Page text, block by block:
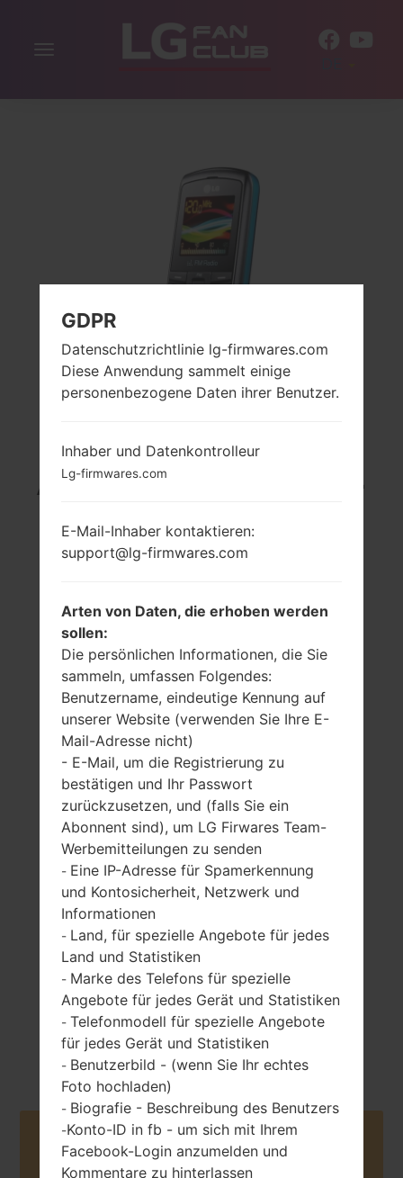
Navigation
LG GB106 (LGGB106)
AUS DER LG OTHERS-
SERIE
1.5 in (~15.8%
Bildschirm zu
Körper Verhältnis)
128 x 128 Pixel (~121
Dichte der Pixel pro
Zoll)
70 gramm (2.45
unzen)
entfernbar Li-Ion
950 mAh
-
Unknown
März, 2009
Buy accessories on Amazon
GDPR
Datenschutzrichtlinie lg-firmwares.com
Diese Anwendung sammelt einige
personenbezogene Daten ihrer Benutzer.
Inhaber und Datenkontrolleur
Lg-firmwares.com
E-Mail-Inhaber kontaktieren:
support@lg-firmwares.com
Arten von Daten, die erhoben werden
sollen:
Die persönlichen Informationen, die Sie
sammeln, umfassen Folgendes:
Benutzername, eindeutige Kennung auf
unserer Website (verwenden Sie Ihre E-
Mail-Adresse nicht)
- E-Mail, um die Registrierung zu
bestätigen und Ihr Passwort
zurückzusetzen, und (falls Sie ein
Abonnent sind), um LG Firwares Team-
Werbemitteilungen zu senden
- Eine IP-Adresse für Spamerkennung
und Kontosicherheit, Netzwerk und
Informationen
- Land, für spezielle Angebote für jedes
Land und Statistiken
- Marke des Telefons für spezielle
Angebote für jedes Gerät und Statistiken
- Telefonmodell für spezielle Angebote
für jedes Gerät und Statistiken
- Benutzerbild - (wenn Sie Ihr echtes
Foto hochladen)
- Biografie - Beschreibung des Benutzers
-Konto-ID in fb - um sich mit Ihrem
Facebook-Login anzumelden und
Kommentare zu hinterlassen